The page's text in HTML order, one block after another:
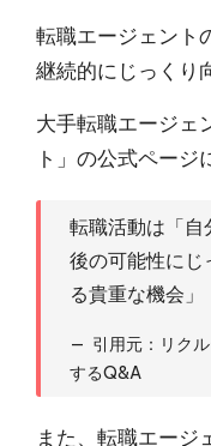
転職エージェント
継続的にじっくり
大手転職エージェ
ト」の公式ページ
転職活動は「自
後の可能性にじ
る貴重な機会」
引用元： リク
するQ&A
また、 転職エージ